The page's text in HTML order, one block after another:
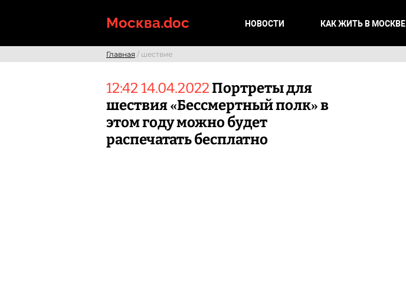
Москва.doc НОВОСТИ КАК ЖИТЬ В МОСКВЕ
Главная / шествие
12:42 14.04.2022Портреты для
шествия «Бессмертный полк» в
этом году можно будет
распечатать бесплатно